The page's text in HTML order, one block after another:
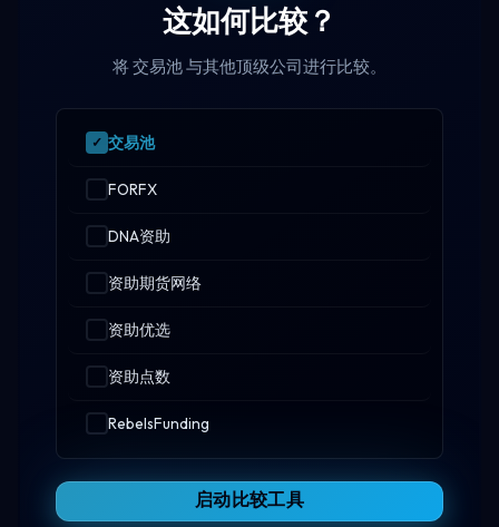
这如何比较？
将 交易池 与其他顶级公司进行比较。
交易池
FORFX
DNA资助
资助期货网络
资助优选
资助点数
RebelsFunding
启动比较工具